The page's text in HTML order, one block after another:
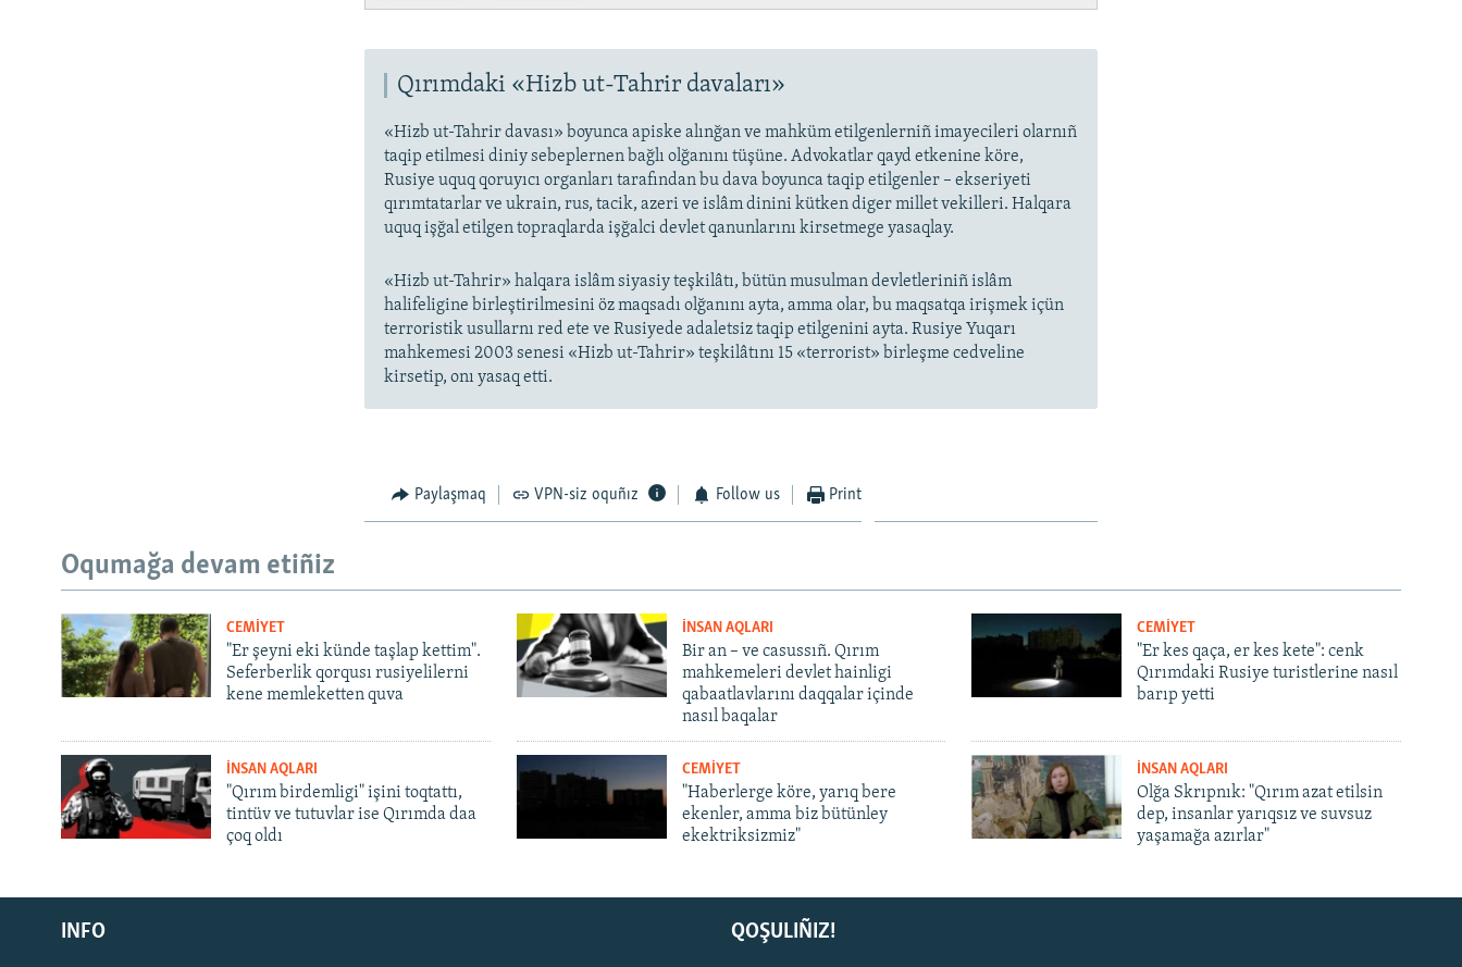
Русский
Українською
Qırımdaki «Hizb ut-Tahrir davaları»
«Hizb ut-Tahrir davası» boyunca apiske alınğan ve mahküm etilgenlerniñ imayecileri olarnıñ
taqip etilmesi diniy sebeplernen bağlı olğanını tüşüne. Advokatlar qayd etkenine köre,
Rusiye uquq qoruyıcı organları tarafından bu dava boyunca taqip etilgenler – ekseriyeti
qırımtatarlar ve ukrain, rus, tacik, azeri ve islâm dinini kütken diger millet vekilleri. Halqara
uquq işğal etilgen topraqlarda işğalci devlet qanunlarını kirsetmege yasaqlay.
«Hizb ut-Tahrir» halqara islâm siyasiy teşkilâtı, bütün musulman devletleriniñ islâm
halifeligine birleştirilmesini öz maqsadı olğanını ayta, amma olar, bu maqsatqa irişmek içün
terroristik usullarnı red ete ve Rusiyede adaletsiz taqip etilgenini ayta. Rusiye Yuqarı
mahkemesi 2003 senesi «Hizb ut-Tahrir» teşkilâtını 15 «terrorist» birleşme cedveline
kirsetip, onı yasaq etti.
Paylaşmaq VPN-siz oquñız Follow us Print
Oqumağa devam etiñiz
CEMİYET
"Er şeyni eki künde taşlap kettim".
Seferberlik qorqusı rusiyelilerni
kene memleketten quva
İNSAN AQLARI
Bir an – ve casussıñ. Qırım
mahkemeleri devlet hainligi
qabaatlavlarını daqqalar içinde
nasıl baqalar
CEMİYET
"Er kes qaça, er kes kete": cenk
Qırımdaki Rusiye turistlerine nasıl
barıp yetti
İNSAN AQLARI
"Qırım birdemligi" işini toqtattı,
tintüv ve tutuvlar ise Qırımda daa
çoq oldı
CEMİYET
"Haberlerge köre, yarıq bere
ekenler, amma biz bütünley
ekektriksizmiz"
İNSAN AQLARI
Olğa Skrıpnık: "Qırım azat etilsin
dep, insanlar yarıqsız ve suvsuz
yaşamağa azırlar"
QOŞULIÑIZ!
INFO